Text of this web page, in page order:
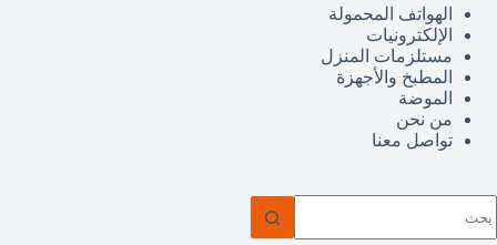
الهواتف المحمولة
الإلكترونيات
مستلزمات المنزل
المطبخ والأجهزة
الموضة
من نحن
تواصل معنا
توجد